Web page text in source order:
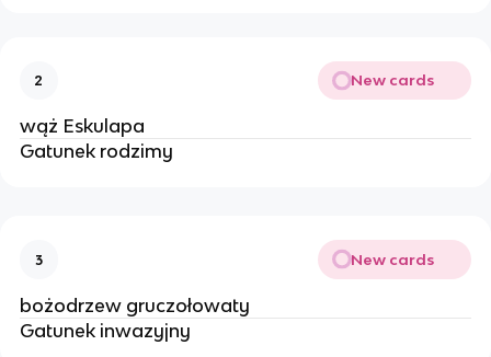
2 New cards
wąż Eskulapa
Gatunek rodzimy
3 New cards
bożodrzew gruczołowaty
Gatunek inwazyjny